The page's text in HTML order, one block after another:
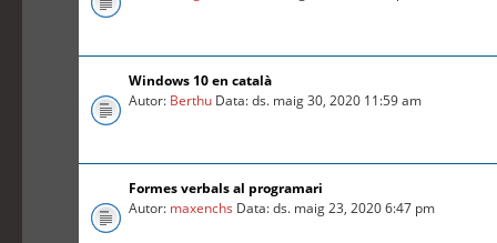
Windows 10 en català
Autor: Berthu Data: ds. maig 30, 2020 11:59 am
Formes verbals al programari
Autor: maxenchs Data: ds. maig 23, 2020 6:47 pm